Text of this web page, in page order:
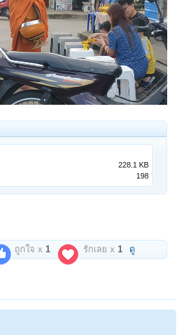
228.1 KB
198
ถูกใจ x1 รักเลย x1 ดู